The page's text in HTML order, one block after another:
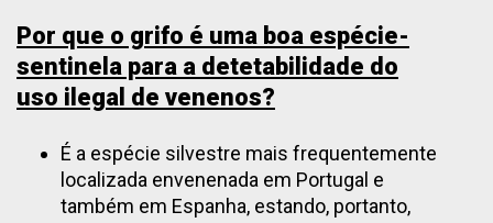
Por que o grifo é uma boa espécie-
sentinela para a detetabilidade do
uso ilegal de venenos?
É a espécie silvestre mais frequentemente
localizada envenenada em Portugal e
também em Espanha, estando, portanto,